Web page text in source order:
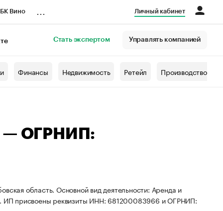
Вино Личный кабинет
Стать экспертом Управлять компанией
Финансы Недвижимость Ретейл Производство
— ОГРНИП:
область. Основной вид деятельности: Аренда и
ИП присвоены реквизиты ИНН: 681200083966 и ОГРНИП: